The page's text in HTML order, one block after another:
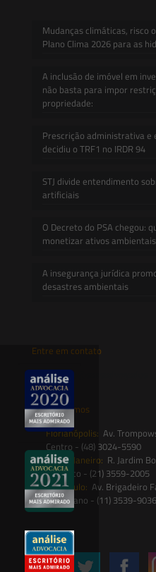
Mudanças climáticas, risco
Plano Clima 2026 para as
A inclusão de imóvel em
não basta para impor
propriedade:
Prescrição administrativa e
decidiu o TRF1 no IRDR 94
STJ divide entendimento
artificiais
O Decreto do PSA chegou:
monetizar ativos
A insegurança jurídica
desastres ambientais
Entre em contato
Onde estamos
Florianópolis: Av.
Centro - (48) 3024-5590
Rio de Janeiro: R. Jardim
Botânico - (21) 3559-2005
São Paulo: Av. Brigadeiro
Paulistano - (11) 3539-9036
Siga-nos